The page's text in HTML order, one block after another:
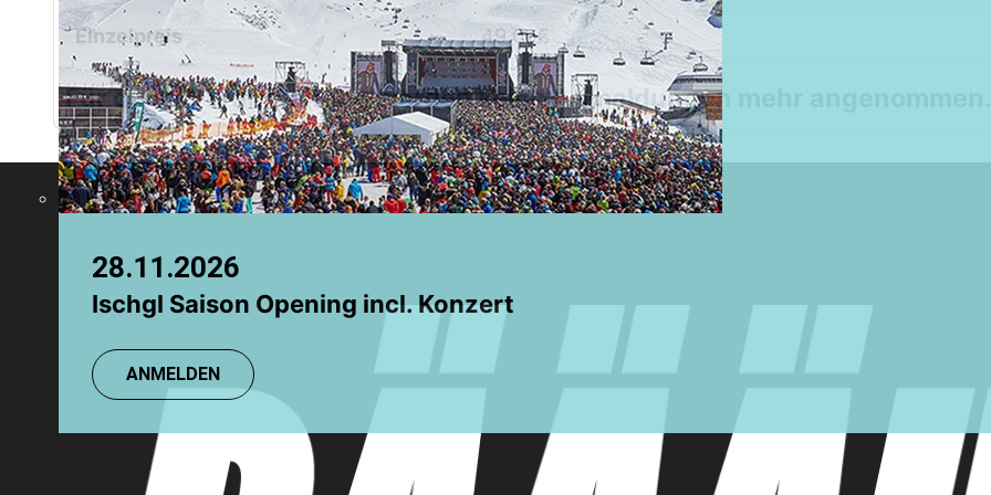
Chamonix
Grindelwald
28.11.2026
Ischgl Saison Opening incl. Konzert
ANMELDEN
08.08.2026
TR: Einsteigerkurs
ANMELDEN
Einzelpreis 49,00€
Für diese Veranstaltung werden keine Anmeldungen mehr angenommen.